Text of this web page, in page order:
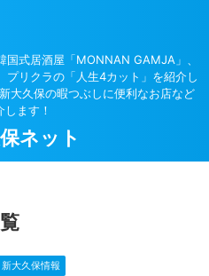
国式居酒屋「MONNAN GAMJA」、
プリクラの「人生4カット」を紹介し
大久保の暇つぶしに便利なお店など
します！
ネット
新大久保情報